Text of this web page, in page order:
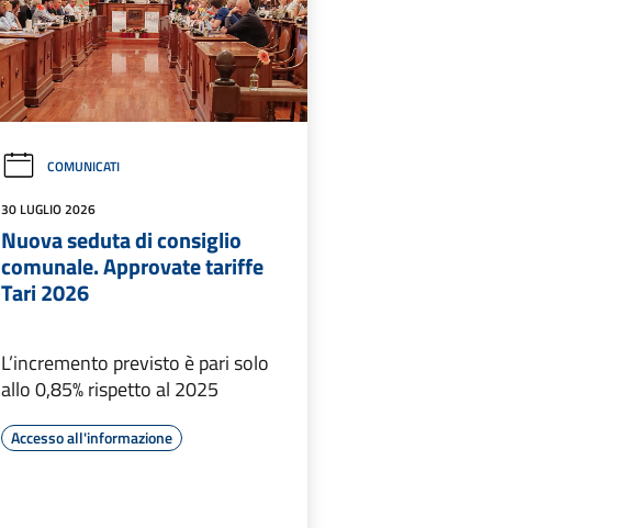
COMUNICATI
30 LUGLIO 2026
Nuova seduta di consiglio
comunale. Approvate tariffe
Tari 2026
L’incremento previsto è pari solo
allo 0,85% rispetto al 2025
Accesso all'informazione